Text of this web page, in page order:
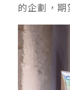
的企劃，期